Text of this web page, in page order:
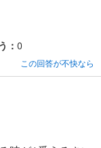
： 0
この回答が不快なら